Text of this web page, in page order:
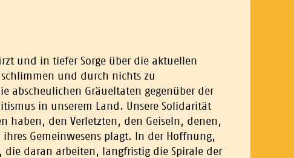
und in tiefer Sorge über die aktuellen
und durch nichts zu
abscheulichen Gräueltaten gegenüber der
in unserem Land. Unsere Solidarität
haben, den Verletzten, den Geiseln, denen,
Gemeinwesens plagt. In der Hoffnung,
die daran arbeiten, langfristig die Spirale der